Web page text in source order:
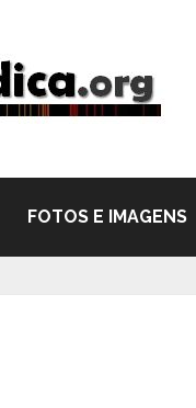
FOTOS E IMAGENS